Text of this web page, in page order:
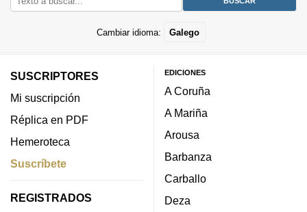
Cambiar idioma: Galego
SUSCRIPTORES
Mi suscripción
Réplica en PDF
Hemeroteca
Suscríbete
REGISTRADOS
EDICIONES
A Coruña
A Mariña
Arousa
Barbanza
Carballo
Deza